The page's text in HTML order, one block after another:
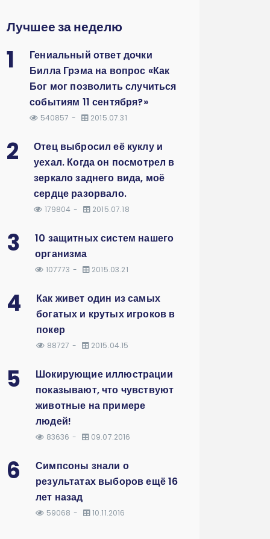
Лучшее за неделю
1
Гениальный ответ дочки
Билла Грэма на вопрос «Как
Бог мог позволить случиться
событиям 11 сентября?»
540857 2015.07.31
2
Отец выбросил её куклу и
уехал. Когда он посмотрел в
зеркало заднего вида, моё
сердце разорвало.
179804 2015.07.18
3
10 защитных систем нашего
организма
107773 2015.03.21
4
Как живет один из самых
богатых и крутых игроков в
покер
88727 2015.04.15
5
Шокирующие иллюстрации
показывают, что чувствуют
животные на примере
людей!
83636 09.07.2016
6
Симпсоны знали о
результатах выборов ещё 16
лет назад
59068 10.11.2016